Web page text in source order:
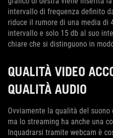
intervallo di frequenza definito
riduce il rumore di una media di
intervallo e solo 15 db al suo
chiare che si distinguono in
QUALITÀ VIDEO
QUALITÀ AUDIO
Ovviamente la qualità del
ma lo streaming ha anche una
Inquadrarsi tramite webcam è